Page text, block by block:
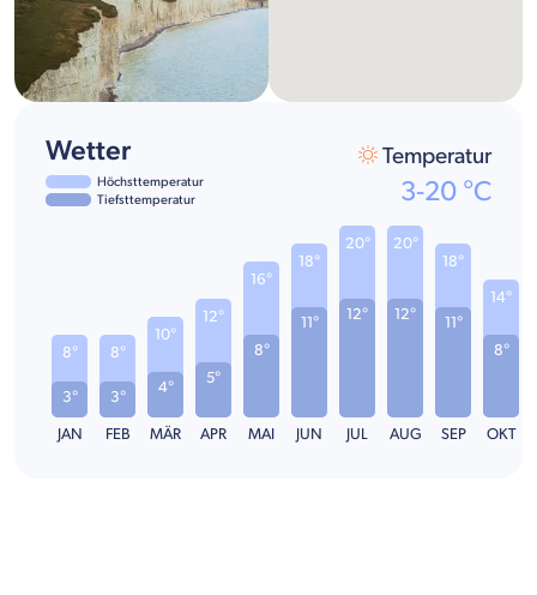
Wetter
Höchsttemperatur
Tiefsttemperatur
Temperatur
3-20 °C
3°
8°
JAN
3°
8°
FEB
4°
10°
MÄR
5°
12°
APR
8°
16°
MAI
11°
18°
JUN
12°
20°
JUL
12°
20°
AUG
11°
18°
SEP
8°
14°
OKT